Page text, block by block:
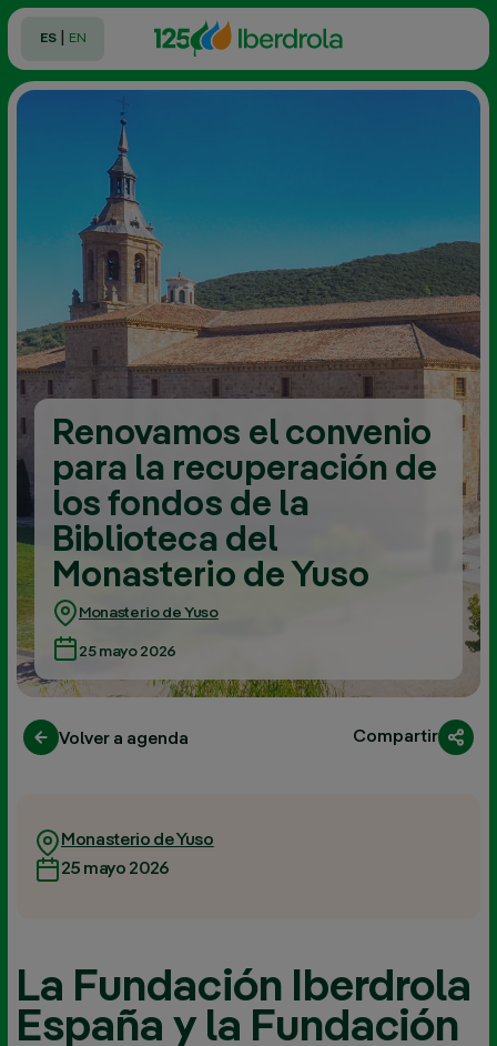
ES EN
Renovamos el convenio
para la recuperación de
los fondos de la
Biblioteca del
Monasterio de Yuso
Monasterio de Yuso
25 mayo 2026
Volver a agenda Compartir
Monasterio de Yuso
25 mayo 2026
La Fundación Iberdrola
España y la Fundación